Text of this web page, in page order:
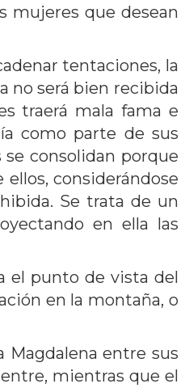
mujeres que desean
tentaciones, la
no será bien recibida
traerá mala fama e
como parte de sus
se consolidan porque
considerándose
Se trata de un
en ella las
el punto de vista del
en la montaña, o
Magdalena entre sus
mientras que el